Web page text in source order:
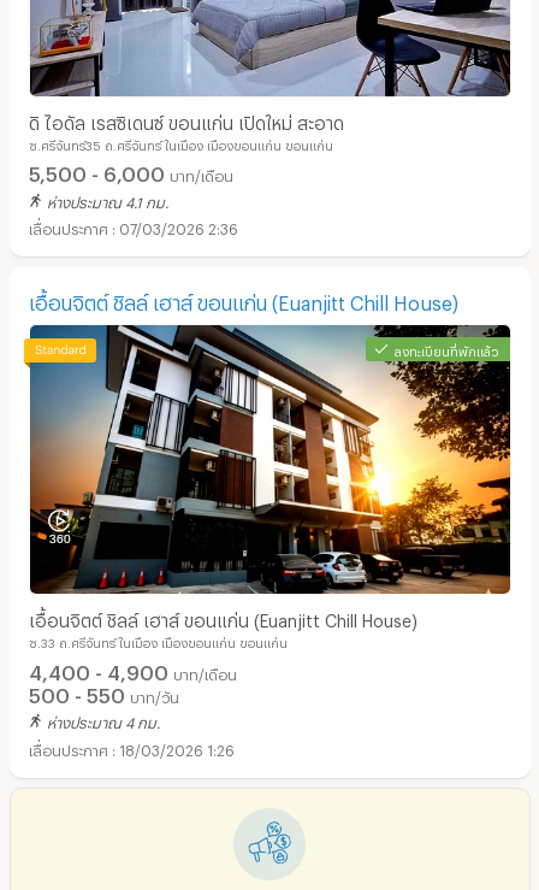
ดิ ไอดัล เรสซิเดนซ์ ขอนแก่น เปิดใหม่ สะอาด
ซ.ศรีจันทร์35 ถ.ศรีจันทร์ ในเมือง เมืองขอนแก่น ขอนแก่น
5,500 - 6,000 บาท/เดือน
ห่างประมาณ 4.1 กม.
07/03/2026 2:36
เอื้อนจิตต์ ชิลล์ เฮาส์ ขอนแก่น (Euanjitt Chill House)
ลงทะเบียนที่พักแล้ว
เอื้อนจิตต์ ชิลล์ เฮาส์ ขอนแก่น (Euanjitt Chill House)
ซ.33 ถ.ศรีจันทร์ ในเมือง เมืองขอนแก่น ขอนแก่น
4,400 - 4,900 บาท/เดือน
500 - 550 บาท/วัน
ห่างประมาณ 4 กม.
18/03/2026 1:26